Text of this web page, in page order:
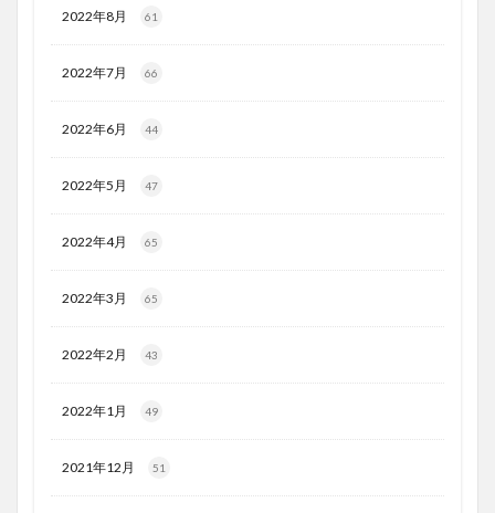
2022年8月 61
2022年7月 66
2022年6月 44
2022年5月 47
2022年4月 65
2022年3月 65
2022年2月 43
2022年1月 49
2021年12月 51